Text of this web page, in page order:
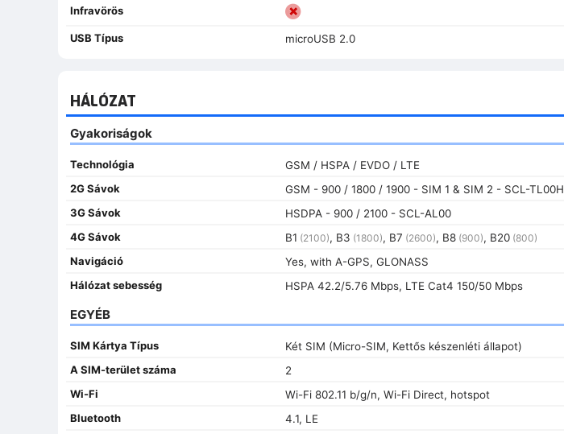
Infravörös
USB Típus microUSB 2.0
HÁLÓZAT
Gyakoriságok
Technológia
GSM / HSPA / EVDO / LTE
2G Sávok
GSM - 900 / 1800 / 1900 - SIM 1 & SIM 2 - SCL-TL00H
3G Sávok
HSDPA - 900 / 2100 - SCL-AL00
4G Sávok
B1 (2100), B3 (1800), B7 (2600), B8(900), B20(800)
Navigáció
Yes, with A-GPS, GLONASS
Hálózat sebesség
HSPA 42.2/5.76 Mbps, LTE Cat4 150/50 Mbps
EGYÉB
SIM Kártya Típus
Két SIM (Micro-SIM, Kettős készenléti állapot)
A SIM-terület száma
2
Wi-Fi
Wi-Fi 802.11 b/g/n, Wi-Fi Direct, hotspot
Bluetooth
4.1, LE